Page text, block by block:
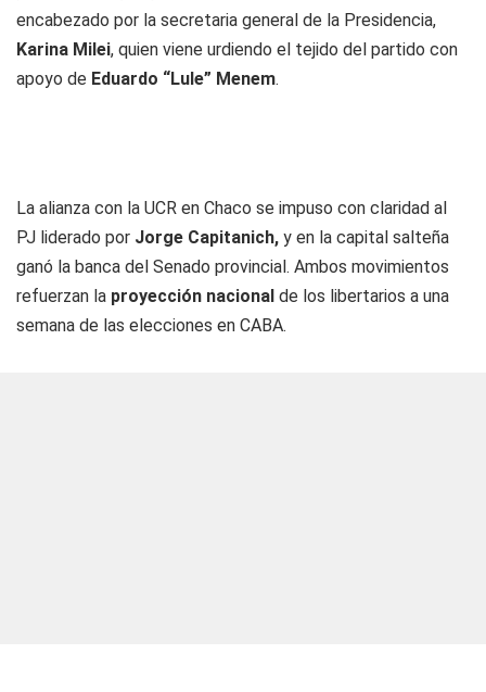
encabezado por la secretaria general de la Presidencia,
Karina Milei, quien viene urdiendo el tejido del partido con
apoyo de Eduardo “Lule” Menem.
La alianza con la UCR en Chaco se impuso con claridad al
PJ liderado por Jorge Capitanich, y en la capital salteña
ganó la banca del Senado provincial. Ambos movimientos
refuerzan la proyección nacional de los libertarios a una
semana de las elecciones en CABA.